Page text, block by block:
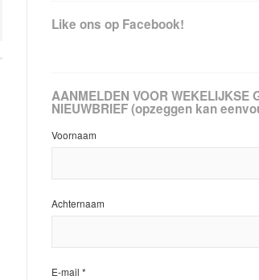
Like ons op Facebook!
AANMELDEN VOOR WEKELIJKSE
NIEUWBRIEF (opzeggen kan
Voornaam
Achternaam
E-mail *